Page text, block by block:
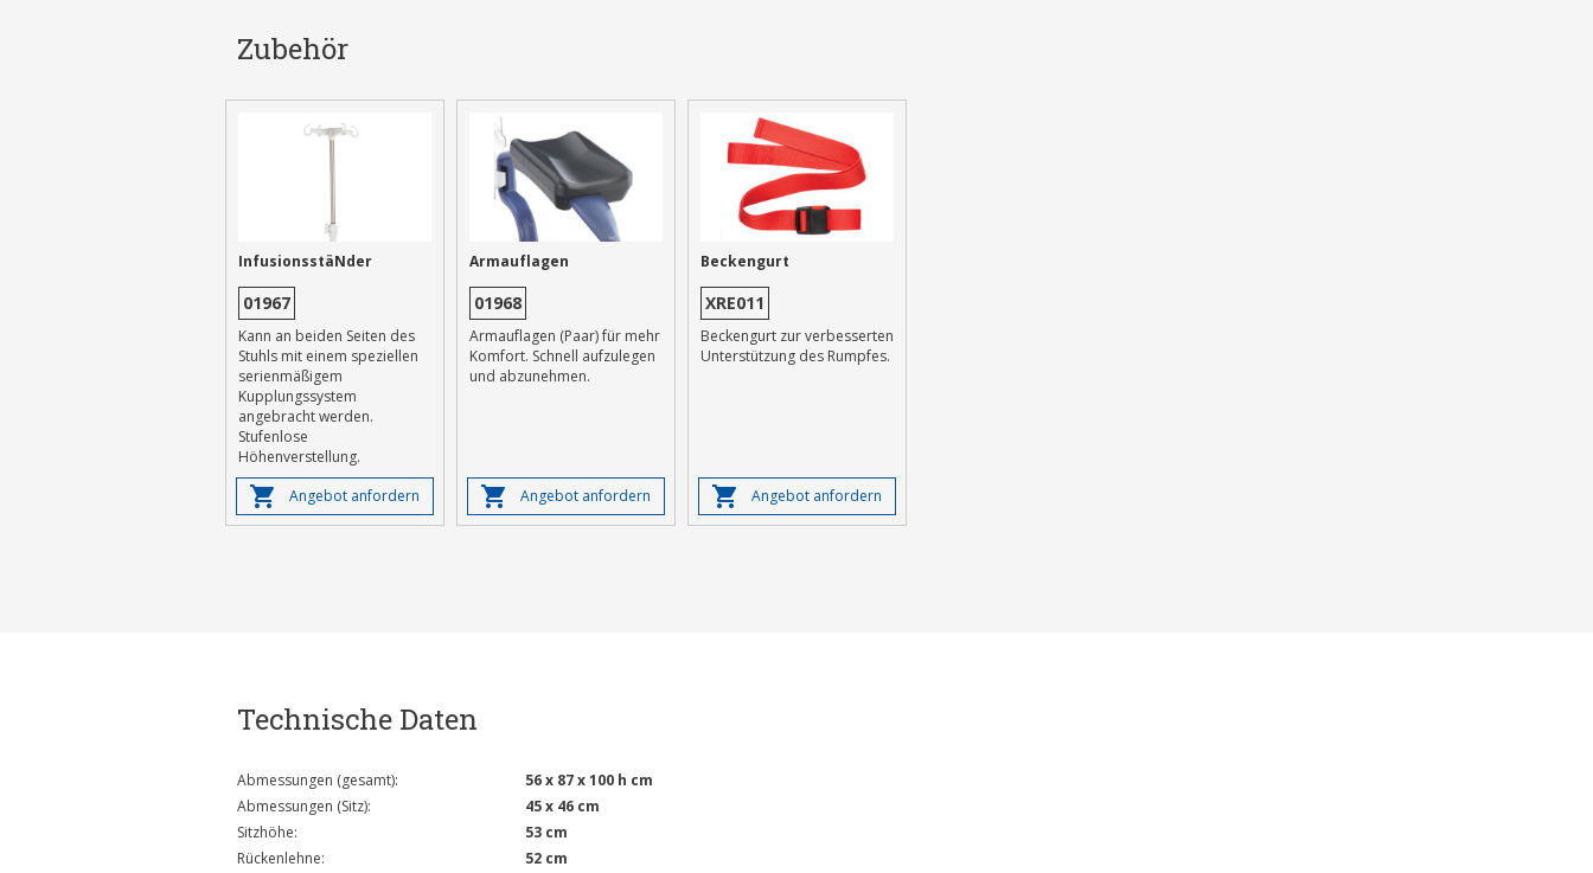
Zubehör
InfusionsstäNder
01967
Kann an beiden Seiten des
Stuhls mit einem speziellen
serienmäßigem
Kupplungssystem
angebracht werden.
Stufenlose
Höhenverstellung.
Angebot anfordern
Armauflagen
01968
Armauflagen (Paar) für mehr
Komfort. Schnell aufzulegen
und abzunehmen.
Angebot anfordern
Beckengurt
XRE011
Beckengurt zur verbesserten
Unterstützung des Rumpfes.
Angebot anfordern
Technische Daten
Abmessungen (gesamt):
56 x 87 x 100 h cm
Abmessungen (Sitz):
45 x 46 cm
Sitzhöhe:
53 cm
Rückenlehne:
52 cm